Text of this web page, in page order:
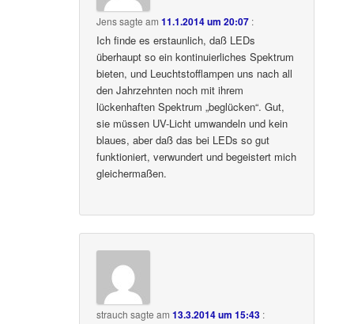
Jenssagte am11.1.2014 um 20:07 :
Ich finde es erstaunlich, daß LEDs
überhaupt so ein kontinuierliches Spektrum
bieten, und Leuchtstofflampen uns nach all
den Jahrzehnten noch mit ihrem
lückenhaften Spektrum „beglücken“. Gut,
sie müssen UV-Licht umwandeln und kein
blaues, aber daß das bei LEDs so gut
funktioniert, verwundert und begeistert mich
gleichermaßen.
strauch sagte am13.3.2014 um 15:43 :